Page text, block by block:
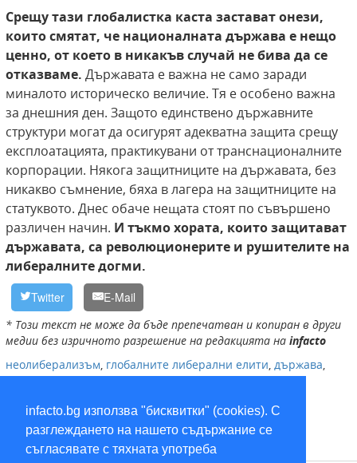
infacto.bg използва "бисквитки" (cookies). С
разглеждането на нашето съдържание се
съгласявате с тяхната употреба
Срещу тази глобалистка каста застават онези,
които смятат, че националната държава е нещо
ценно, от което в никакъв случай не бива да се
отказваме. Държавата е важна не само заради
миналото историческо величие. Тя е особено важна
за днешния ден. Защото единствено държавните
структури могат да осигурят адекватна защита срещу
експлоатацията, практикувани от транснационалните
корпорации. Някога защитниците на държавата, без
никакво съмнение, бяха в лагера на защитниците на
статуквото. Днес обаче нещата стоят по съвършено
различен начин. И тъкмо хората, които защитават
държавата, са революционерите и рушителите на
либералните догми.
Twitter E-Mail
* Този текст не може да бъде препечатван и копиран в други
медии без изричното разрешение на редакцията на infacto
неолиберализъм, глобалните либерални елити, държава,
фридрих Еберт,консерватори,либерализъм